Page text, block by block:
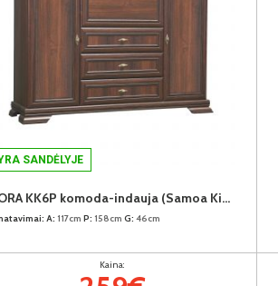
SANDĖLYJE
KORA KK6P komoda-indauja (Samoa King)
A: 117cm P: 158cm G: 46cm
Kaina: